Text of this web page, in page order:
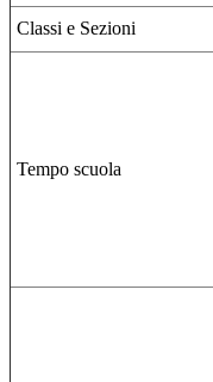
Classi e Sezioni
Tempo scuola